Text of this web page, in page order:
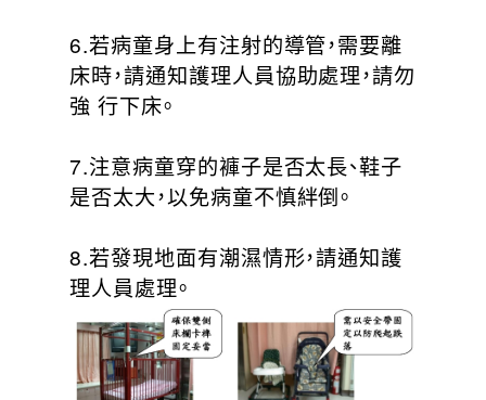
6.若病童身上有注射的導管，需要離
床時，請通知護理人員協助處理，請勿
強 行下床。
7.注意病童穿的褲子是否太長、鞋子
是否太大，以免病童不慎絆倒。
8.若發現地面有潮濕情形，請通知護
理人員處理。